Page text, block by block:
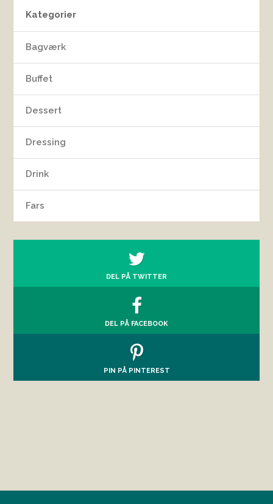
Kategorier
Bagværk
Buffet
Dessert
Dressing
Drink
Fars
DEL PÅ TWITTER
DEL PÅ FACEBOOK
PIN PÅ PINTEREST